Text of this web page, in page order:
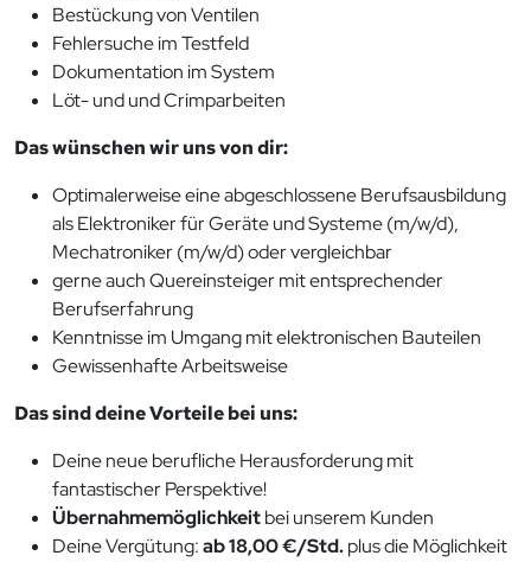
Bestückung von Ventilen
Fehlersuche im Testfeld
Dokumentation im System
Löt- und und Crimparbeiten
Das wünschen wir uns von dir:
Optimalerweise eine abgeschlossene Berufsausbildung
als Elektroniker für Geräte und Systeme (m/w/d),
Mechatroniker (m/w/d) oder vergleichbar
gerne auch Quereinsteiger mit entsprechender
Berufserfahrung
Kenntnisse im Umgang mit elektronischen Bauteilen
Gewissenhafte Arbeitsweise
Das sind deine Vorteile bei uns:
Deine neue berufliche Herausforderung mit
fantastischer Perspektive!
Übernahmemöglichkeitbei unserem Kunden
Deine Vergütung:ab 18,00 €/Std.plus die Möglichkeit